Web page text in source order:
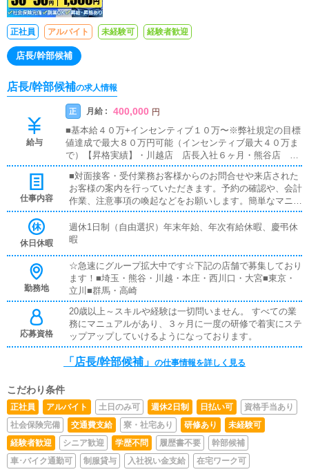
正社員 アルバイト 未経験可 経験者歓迎
店長/幹部候補
店長/幹部候補の求人情報
給与
正 月給 : 400,000 円
■基本給４０万+インセンティブ１０万〜※弊社規定の目標
値達成で最大８０万円可能（インセンティブ最大４０万ま
で）【昇格実績】・川越店 店長入社６ヶ月・熊谷店 店
長入社１１ヶ月
仕事内容
■対面接客・受付業務お客様からのお問合せや来店された
お客様の案内を行っていただきます。予約の確認や、会計
作業、注意事項の喚起などをお願いします。簡単なマニュ
アルや、先輩スタッフに付いて業務内容を見ながら徐々に
覚えていただきますので、未経験の方でも安心して働けま
す。■企画の立案店舗イベントや店舗運営など様々な企画
様のリピート率の向上】【キャストの方の入店数の増加】
など、売上UPに繋がる施策の提案を行っていただきま
す。■キャスト管理お店で働いていただいているキャスト
の方が稼げるようにインターネットを使ったPR（写メ日
記）などの使い方などのアドバイスを行っていただきま
す。■PC更新業務ヘブンネットなど、ポータルサイト等の
店舗情報更新作業を行っていただきます。キャストの出勤
情報やイベント、求人ブログの作成となります。基本的に
はボタンを押すだけや、ブログの更新時に簡単に文字が入
休日休暇
週休1日制（自由選択）年末年始、年次有給休暇、慶弔休
暇
勤務地
☆急速にグループ拡大中です☆下記の店舗で募集しており
ます！■埼玉・熊谷・川越・本庄・西川口・大宮■東京・
立川■群馬・高崎
応募資格
20歳以上～スキルや経験は一切問いません。 すべての業
務にマニュアルがあり、３ヶ月に一度の研修で着実にステ
ップアップしていけるようになっております。
「店長/幹部候補」 の仕事情報を詳しく見る
こだわり条件
正社員 アルバイト 土日のみ可 週休2日制 日払い可
資格手当あり
社会保険完備
交通費支給 寮・社宅あり 研修あり
未経験可
経験者歓迎
シニア歓迎 学歴不問 履歴書不要
幹部候補
車･バイク通勤可
制服貸与 入社祝い金支給 在宅ワーク可